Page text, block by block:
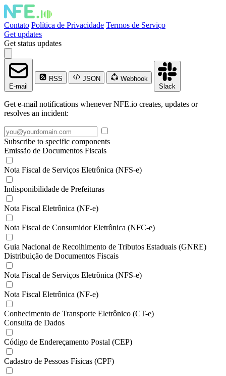
Contato Política de Privacidade Termos de Serviço
Get updates
Get status updates
E-mail
RSS JSON
Webhook
Slack
Get e-mail notifications whenever NFE.io creates, updates or
resolves an incident:
Subscribe to specific components
Emissão de Documentos Fiscais
Nota Fiscal de Serviços Eletrônica (NFS-e)
Indisponibilidade de Prefeituras
Nota Fiscal Eletrônica (NF-e)
Nota Fiscal de Consumidor Eletrônica (NFC-e)
Guia Nacional de Recolhimento de Tributos Estaduais (GNRE)
Distribuição de Documentos Fiscais
Nota Fiscal de Serviços Eletrônica (NFS-e)
Nota Fiscal Eletrônica (NF-e)
Conhecimento de Transporte Eletrônico (CT-e)
Consulta de Dados
Código de Endereçamento Postal (CEP)
Cadastro de Pessoas Físicas (CPF)